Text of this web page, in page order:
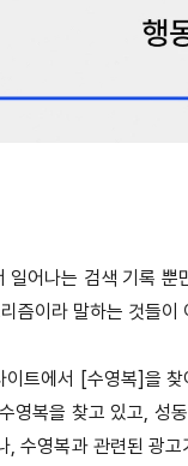
일어나는 검색 기록
즘이라 말하는 것들
트에서 [수영복]을
영복을 찾고 있고, 성
, 수영복과 관련된 광